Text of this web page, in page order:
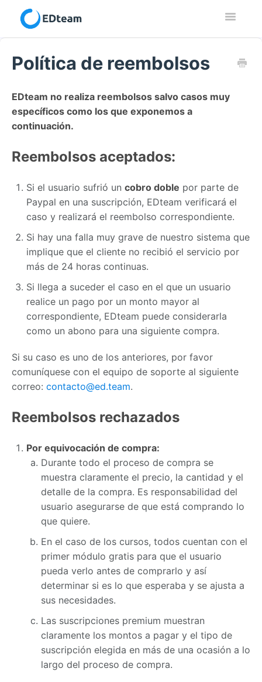
Toggle
Contacto
Política de reembolsos
EDteam no realiza reembolsos salvo casos muy
específicos como los que exponemos a
continuación.
Reembolsos aceptados:
Si el usuario sufrió un cobro doble por parte de
Paypal en una suscripción, EDteam verificará el
caso y realizará el reembolso correspondiente.
Si hay una falla muy grave de nuestro sistema que
implique que el cliente no recibió el servicio por
más de 24 horas continuas.
Si llega a suceder el caso en el que un usuario
realice un pago por un monto mayor al
correspondiente, EDteam puede considerarla
como un abono para una siguiente compra.
Si su caso es uno de los anteriores, por favor
comuníquese con el equipo de soporte al siguiente
correo: contacto@ed.team.
Reembolsos rechazados
Por equivocación de compra:
Durante todo el proceso de compra se
muestra claramente el precio, la cantidad y el
detalle de la compra. Es responsabilidad del
usuario asegurarse de que está comprando lo
que quiere.
En el caso de los cursos, todos cuentan con el
primer módulo gratis para que el usuario
pueda verlo antes de comprarlo y así
determinar si es lo que esperaba y se ajusta a
sus necesidades.
Las suscripciones premium muestran
claramente los montos a pagar y el tipo de
suscripción elegida en más de una ocasión a lo
largo del proceso de compra.